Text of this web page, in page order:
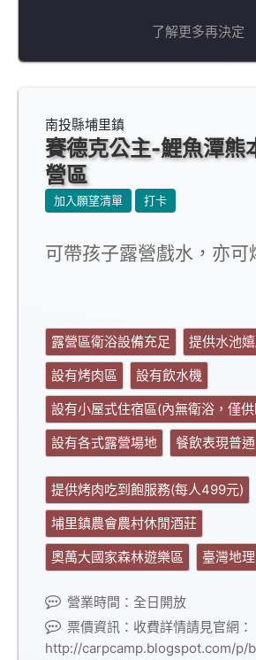
了解更多再決定
南投縣埔里鎮
賽德克公主-鯉魚潭熊
營區
加入願望清單 打卡
可帶孩子露營戲水，亦可
露營區衛浴設備充足
提供水池
設有烤肉區
設有飲水機
設有小屋式住宿區(內無衛浴，僅
設有各式露營場地
餐飲表現普通
提供烤肉吃到飽服務(每人499元)
埔里鎮農會農村休閒酒莊
奧萬大國家森林遊樂區
臺灣地
營業時間：全日開放
票價資訊：收費詳情請見官網：
http://carpcamp.blogspot.com/p/